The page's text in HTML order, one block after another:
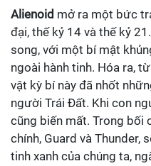
Alienoid mở ra một bức
đại, thế kỷ 14 và thế kỷ
song, với một bí mật
ngoài hành tinh. Hóa ra,
vật kỳ bí này đã nhốt
người Trái Đất. Khi con
cũng biến mất. Trong bối
chính, Guard và Thunder,
tinh xanh của chúng ta,